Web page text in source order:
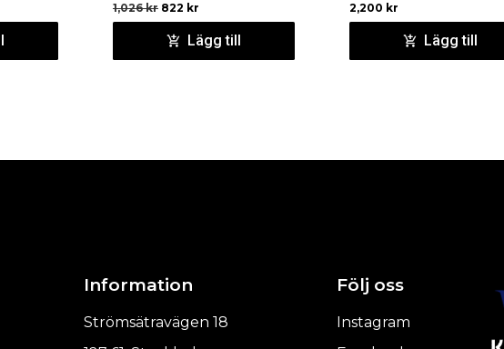
1,026kr 822 kr
Lägg till
2,200 kr
Lägg till
Information
Strömsätravägen 18
Följ oss
Instagram